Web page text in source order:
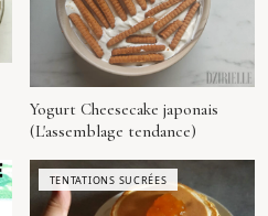
Yogurt Cheesecake japonais
(L'assemblage tendance)
TENTATIONS SUCRÉES